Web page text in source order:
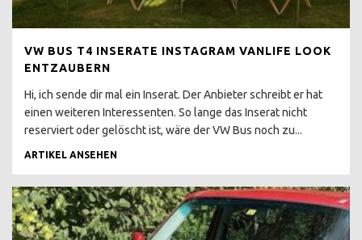
T2 HOCHDACH
NACHRÜSTEN
FLUGZEUGMOTOR IM VW
BUS T2
ROST & RESTAURATION
T2 ROST DEFINITION
T2 LACKIEREN
T2 KEINE
RESTAURIERUNG
T2 KONSERVIEREN MIT
VW BUS T4 INSERATE INSTAGRAM VANLIFE LOOK
ENTZAUBERN
Hi, ich sende dir mal ein Inserat. Der Anbieter schreibt er hat
einen weiteren Interessenten. So lange das Inserat nicht
reserviert oder gelöscht ist, wäre der VW Bus noch zu...
ARTIKEL ANSEHEN